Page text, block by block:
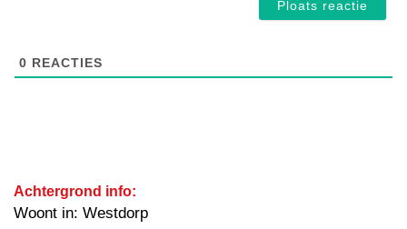
0 REACTIES
Achtergrond info:
Woont in: Westdorp